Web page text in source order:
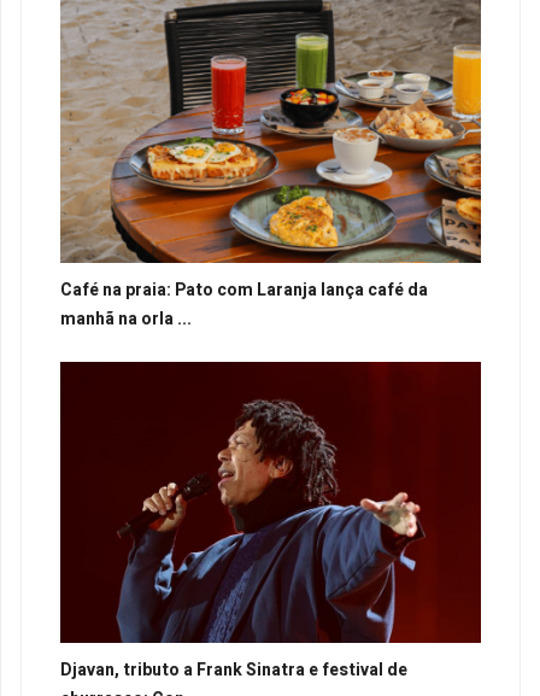
Café na praia: Pato com Laranja lança café da
manhã na orla ...
Djavan, tributo a Frank Sinatra e festival de